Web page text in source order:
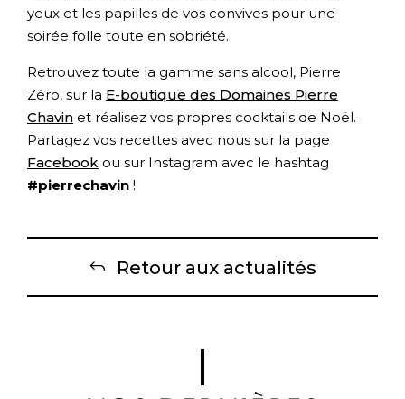
yeux et les papilles de vos convives pour une
soirée folle toute en sobriété.
Retrouvez toute la gamme sans alcool, Pierre
Zéro, sur la E-boutique des Domaines Pierre
Chavin et réalisez vos propres cocktails de Noël.
Partagez vos recettes avec nous sur la page
Facebook ou sur Instagram avec le hashtag
#pierrechavin !
Retour aux actualités